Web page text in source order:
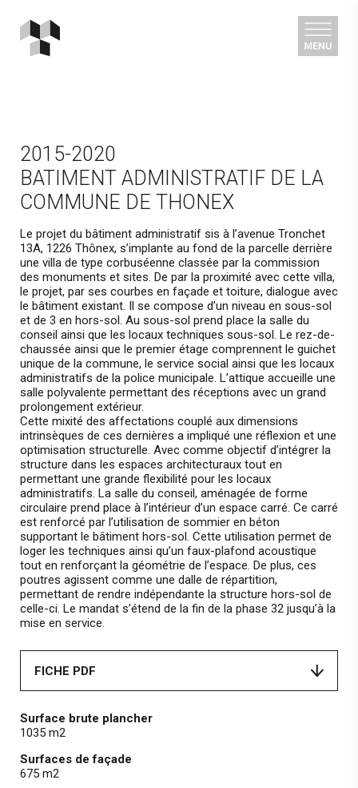
2015-2020
BATIMENT ADMINISTRATIF DE LA
COMMUNE DE THONEX
Le projet du bâtiment administratif sis à l’avenue Tronchet
13A, 1226 Thônex, s’implante au fond de la parcelle derrière
une villa de type corbuséenne classée par la commission
des monuments et sites. De par la proximité avec cette villa,
le projet, par ses courbes en façade et toiture, dialogue avec
le bâtiment existant. Il se compose d’un niveau en sous-sol
et de 3 en hors-sol. Au sous-sol prend place la salle du
conseil ainsi que les locaux techniques sous-sol. Le rez-de-
chaussée ainsi que le premier étage comprennent le guichet
unique de la commune, le service social ainsi que les locaux
administratifs de la police municipale. L’attique accueille une
salle polyvalente permettant des réceptions avec un grand
prolongement extérieur.
Cette mixité des affectations couplé aux dimensions
intrinsèques de ces dernières a impliqué une réflexion et une
optimisation structurelle. Avec comme objectif d’intégrer la
structure dans les espaces architecturaux tout en
permettant une grande flexibilité pour les locaux
administratifs. La salle du conseil, aménagée de forme
circulaire prend place à l’intérieur d’un espace carré. Ce carré
est renforcé par l’utilisation de sommier en béton
supportant le bâtiment hors-sol. Cette utilisation permet de
loger les techniques ainsi qu’un faux-plafond acoustique
tout en renforçant la géométrie de l’espace. De plus, ces
poutres agissent comme une dalle de répartition,
permettant de rendre indépendante la structure hors-sol de
celle-ci. Le mandat s’étend de la fin de la phase 32 jusqu’à la
mise en service.
FICHE PDF
Surface brute plancher
1035 m2
Surfaces de façade
675 m2